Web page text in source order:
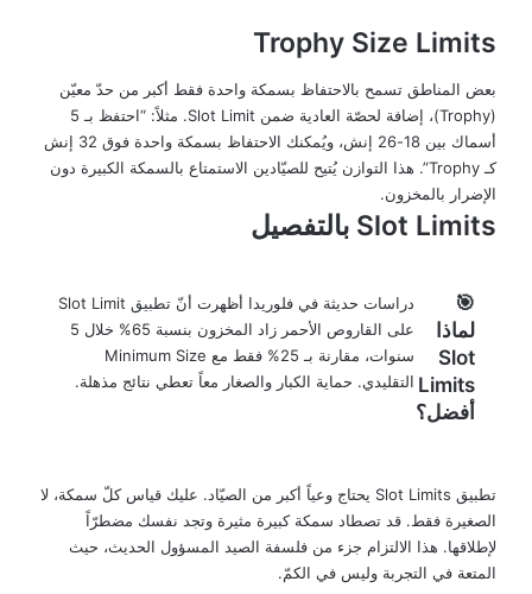
Trophy Size Limits
بعض المناطق تسمح بالاحتفاظ بسمكة واحدة فقط أكبر من حدّ معيّن
(Trophy)، إضافة لحصّة العادية ضمن Slot Limit. مثلاً: “احتفظ بـ 5
أسماك بين 18-26 إنش، ويُمكنك الاحتفاظ بسمكة واحدة فوق 32 إنش
كـ Trophy”. هذا التوازن يُتيح للصيّادين الاستمتاع بالسمكة الكبيرة دون
الإضرار بالمخزون.
Slot Limits بالتفصيل
🎯
لماذا
Slot
Limits
أفضل؟
دراسات حديثة في فلوريدا أظهرت أنّ تطبيق Slot Limit
على القاروص الأحمر زاد المخزون بنسبة 65% خلال 5
سنوات، مقارنة بـ 25% فقط مع Minimum Size
التقليدي. حماية الكبار والصغار معاً تعطي نتائج مذهلة.
تطبيق Slot Limits يحتاج وعياً أكبر من الصيّاد. عليك قياس كلّ سمكة، لا
الصغيرة فقط. قد تصطاد سمكة كبيرة مثيرة وتجد نفسك مضطرّاً
لإطلاقها. هذا الالتزام جزء من فلسفة الصيد المسؤول الحديث، حيث
المتعة في التجربة وليس في الكمّ.